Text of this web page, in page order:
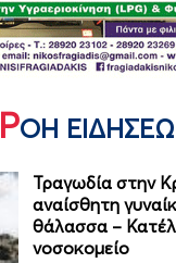
ΡΟΗ
Τραγωδία στην
αναίσθητη
θάλασσα –
νοσοκομείο